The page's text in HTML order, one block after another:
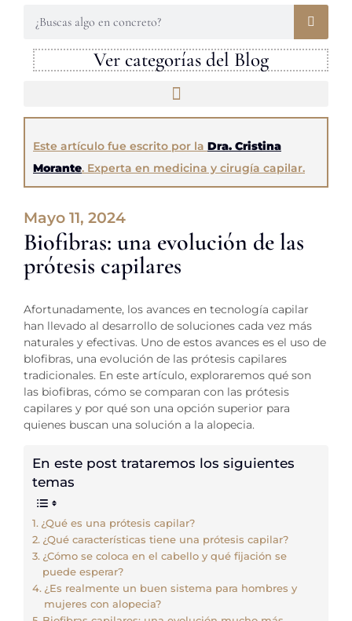
Ver categorías del Blog
Este artículo fue escrito por la Dra. Cristina
Morante. Experta en medicina y cirugía capilar.
Mayo 11, 2024
Biofibras: una evolución de las
prótesis capilares
Afortunadamente, los avances en tecnología capilar
han llevado al desarrollo de soluciones cada vez más
naturales y efectivas. Uno de estos avances es el uso de
bIofibras, una evolución de las prótesis capilares
tradicionales. En este artículo, exploraremos qué son
las biofibras, cómo se comparan con las prótesis
capilares y por qué son una opción superior para
quienes buscan una solución a la alopecia.
En este post trataremos los siguientes
temas
¿Qué es una prótesis capilar?
¿Qué características tiene una prótesis capilar?
¿Cómo se coloca en el cabello y qué fijación se
puede esperar?
¿Es realmente un buen sistema para hombres y
mujeres con alopecia?